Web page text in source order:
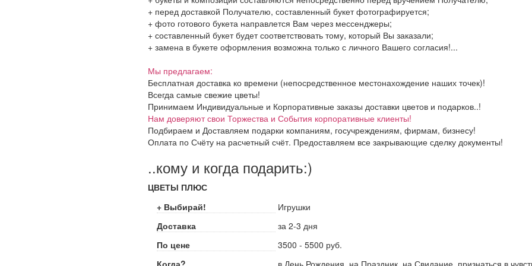
+ перед доставкой Получателю, составленный букет фотографируется;
+ фото готового букета направлется Вам через мессенджеры;
+ составленный букет будет соответствовать тому, который Вы заказали;
+ замена в букете оформления возможна только с личного Вашего согласия!...
Мы предлагаем:
Бесплатная доставка ко времени (непосредственное местонахождение наших точек)!
Всегда самые свежие цветы!
Принимаем Индивидуальные и Корпоративные заказы доставки цветов и подарков..!
Нам доверяют свои Торжества и События корпоративные клиенты!
Подбираем и Доставляем подарки компаниям, госучреждениям, фирмам, бизнесу!
Оплата по Счёту на расчетный счёт. Предоставляем все закрывающие сделку документы!
..кому и когда подарить:)
ЦВЕТЫ ПЛЮС
+ Выбирай!
Игрушки
Доставка
за 2-3 дня
По цене
3500 - 5500 руб.
Когда?
в День Рождения, на Праздник, на Свидание, признаться в